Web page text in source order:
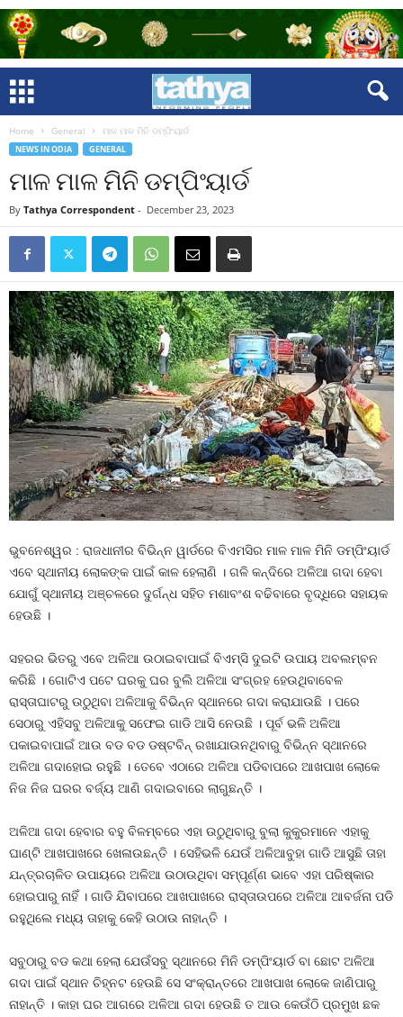
Home General ମାଳ ମାଳ ମିନି ଡମ୍ପିଂୟାର୍ଡ
NEWS IN ODIA GENERAL
ମାଳ ମାଳ ମିନି ଡମ୍ପିଂୟାର୍ଡ
By Tathya Correspondent - December 23, 2023
ଭୁବନେଶ୍ୱର : ରାଜଧାନୀର ବିଭିନ୍ନ ୱାର୍ଡରେ ବିଏମସିର ମାଳ ମାଳ ମିନି ଡମ୍ପିଂୟାର୍ଡ
ଏବେ ସ୍ଥାନୀୟ ଲୋକଙ୍କ ପାଇଁ କାଳ ହେଲାଣି । ଗଳି କନ୍ଦିରେ ଅଳିଆ ଗଦା ହେବା
ଯୋଗୁଁ ସ୍ଥାନୀୟ ଅଞ୍ଚଳରେ ଦୁର୍ଗନ୍ଧ ସହିତ ମଶାବଂଶ ବଢିବାରେ ବୃଦ୍ଧିରେ ସହାୟକ
ହେଉଛି ।
ସହରର ଭିତରୁ ଏବେ ଅଳିଆ ଉଠାଇବାପାଇଁ ବିଏମ୍‍ସି ଦୁଇଟି ଉପାୟ ଅବଲମ୍ବନ
କରିଛି । ଗୋଟିଏ ପଟେ ଘରକୁ ଘର ବୁଲି ଅଳିଆ ସଂଗ୍ରହ ହେଉଥିବାବେଳ
ରାସ୍ତାଘାଟରୁ ଉଠୁଥିବା ଅଳିଆକୁ ବିଭିନ୍ନ ସ୍ଥାନରେ ଗଦା କରାଯାଉଛି । ପରେ
ସେଠାରୁ ଏହିସବୁ ଅଳିଆକୁ ସଫେଇ ଗାଡି ଆସି ନେଉଛି । ପୂର୍ବ ଭଳି ଅଳିଆ
ପକାଇବାପାଇଁ ଆଉ ବଡ ବଡ ଡଷ୍ଟବିନ୍‍ ରଖାଯାଉନଥିବାରୁ ବିଭିନ୍ନ ସ୍ଥାନରେ
ଅଳିଆ ଗଦାହୋଇ ରହୁଛି । ତେବେ ଏଠାରେ ଅଳିଆ ପଡିବାପରେ ଆଖପାଖ ଲୋକେ
ନିଜ ନିଜ ଘରର ବର୍ଜ୍ୟ ଆଣି ଗଦାଇବାରେ ଲାଗୁଛନ୍ତି ।
ଅଳିଆ ଗଦା ହେବାର ବହୁ ବିଳମ୍ବରେ ଏହା ଉଠୁଥିବାରୁ ବୁଲା କୁକୁରମାନେ ଏହାକୁ
ଘାଣ୍ଟି ଆଖପାଖରେ ଖେଳାଉଛନ୍ତି । ସେହିଭଳି ଯେଉଁ ଅଳିଆବୁହା ଗାଡି ଆସୁଛି ତାହା
ଯନ୍ତ୍ରଚାଳିତ ଉପାୟରେ ଅଳିଆ ଉଠାଉଥିବା ସମ୍ପୂର୍ଣ୍ଣ ଭାବେ ଏହା ପରିଷ୍କାର
ହୋଇପାରୁ ନାହିଁ । ଗାଡି ଯିବାପରେ ଆଖପାଖରେ ରାସ୍ତାଉପରେ ଅଳିଆ ଆବର୍ଜନା ପଡି
ରହୁଥିଲେ ମଧ୍ୟ ତାହାକୁ କେହି ଉଠାଉ ନାହାନ୍ତି ।
ସବୁଠାରୁ ବଡ କଥା ହେଲା ଯେଉଁସବୁ ସ୍ଥାନରେ ମିନି ଡମ୍ପିଂୟାର୍ଡ ବା ଛୋଟ ଅଳିଆ
ଗଦା ପାଇଁ ସ୍ଥାନ ଚିହ୍ନଟ ହେଉଛି ସେ ସଂକ୍ରାନ୍ତରେ ଆଖପାଖ ଲୋକେ ଜାଣିପାରୁ
ନାହାନ୍ତି । କାହା ଘର ଆଗରେ ଅଳିଆ ଗଦା ହେଉଛି ତ ଆଉ କେଉଁଠି ପ୍ରମୁଖ ଛକ